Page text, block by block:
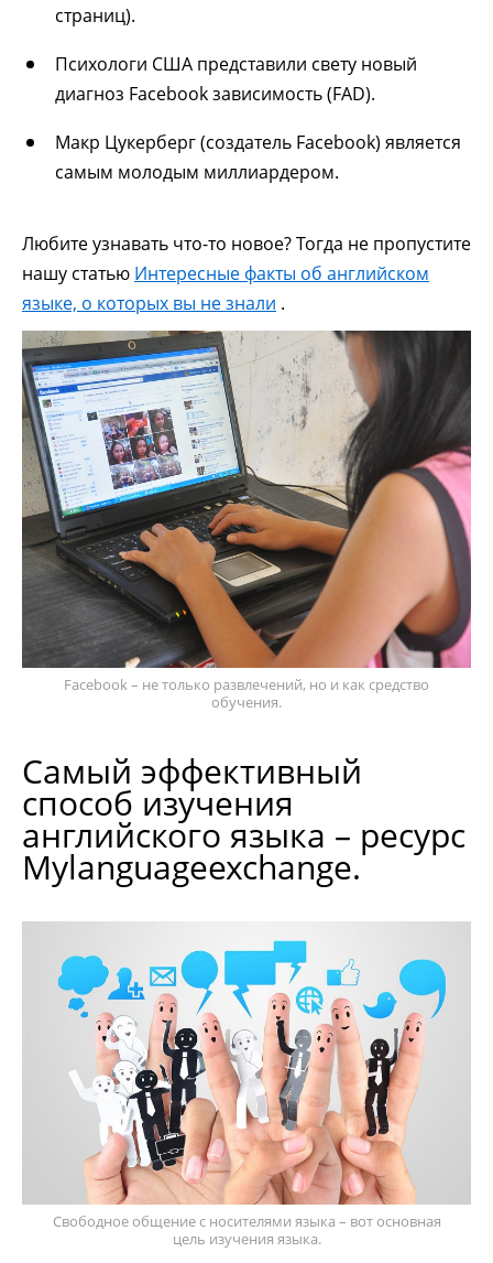
страниц).
Психологи США представили свету новый
диагноз Facebook зависимость (FAD).
Макр Цукерберг (создатель Facebook) является
самым молодым миллиардером.
Любите узнавать что-то новое? Тогда не пропустите
нашу статью Интересные факты об английском
языке, о которых вы не знали .
Facebook – не только развлечений, но и как средство
обучения.
Самый эффективный
способ изучения
английского языка – ресурс
Mylanguageexchange.
Свободное общение с носителями языка – вот основная
цель изучения языка.